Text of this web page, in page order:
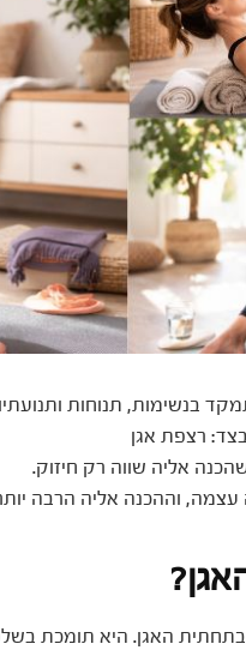
בנשימות, תנוחות
רצפת אגן
אליה שווה רק חיזוק.
עצמה, וההכנה אליה הרבה
האגן. היא תומכת